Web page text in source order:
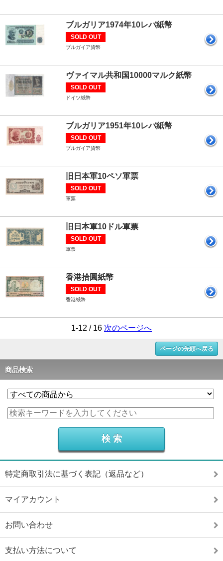
ブルガリア1974年10レバ紙幣
SOLD OUT
ブルガイア貨幣
ヴァイマル共和国10000マルク紙幣
SOLD OUT
ドイツ紙幣
ブルガリア1951年10レバ紙幣
SOLD OUT
ブルガイア貨幣
旧日本軍10ペソ軍票
SOLD OUT
軍票
旧日本軍10ドル軍票
SOLD OUT
軍票
香港拾圓紙幣
SOLD OUT
香港紙幣
1-12 / 16 次のページへ
ページの先頭へ戻る
商品検索
特定商取引法に基づく表記（返品など）
マイアカウント
お問い合わせ
支払い方法について